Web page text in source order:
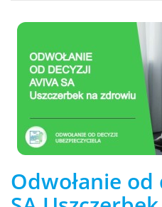
Odwołanie od